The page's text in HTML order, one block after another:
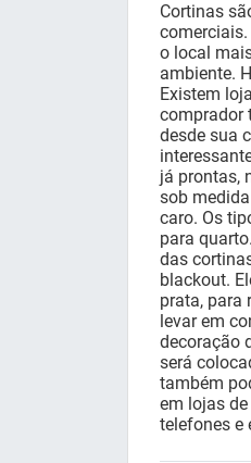
Cortinas
o local
ambiente.
Existem
comprador
desde sua
já prontas,
sob
caro. Os
para
das
blackout.
prata, para
levar em
decoração
será
também
em lojas
telefones e